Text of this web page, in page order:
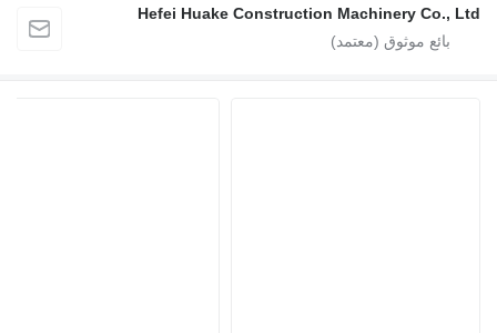
Hefei Huake Construction Machinery